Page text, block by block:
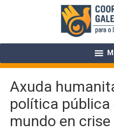
Axuda
política pública
mundo en crise